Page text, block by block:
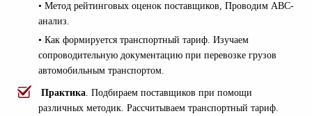
• Метод рейтинговых оценок поставщиков, Проводим АВС-
анализ.
• Как формируется транспортный тариф. Изучаем
сопроводительную документацию при перевозке грузов
автомобильным транспортом.
Практика. Подбираем поставщиков при помощи
различных методик. Рассчитываем транспортный тариф.